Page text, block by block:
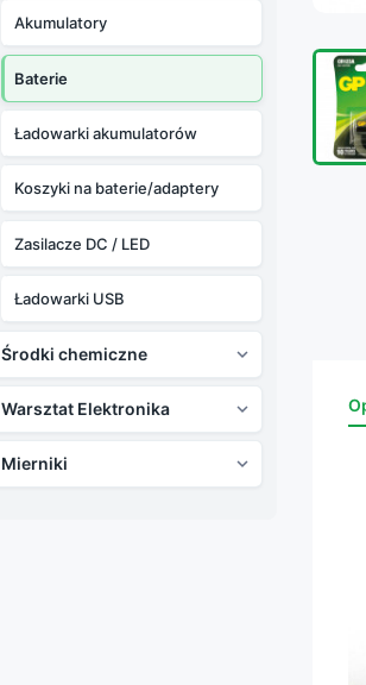
Akumulatory
Baterie
Ładowarki akumulatorów
Koszyki na baterie/adaptery
Zasilacze DC / LED
Ładowarki USB
Środki chemiczne 
Warsztat Elektronika 
Mierniki 